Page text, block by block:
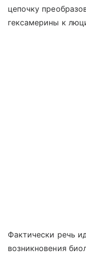
цепочку
гексамерины к
Фактически речь
возникновения